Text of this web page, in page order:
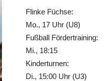
Flinke Füchse:
Mo., 17 Uhr (U8)
Fußball Fördertraining:
Mi., 18:15
Kinderturnen:
Di., 15:00 Uhr (U3)